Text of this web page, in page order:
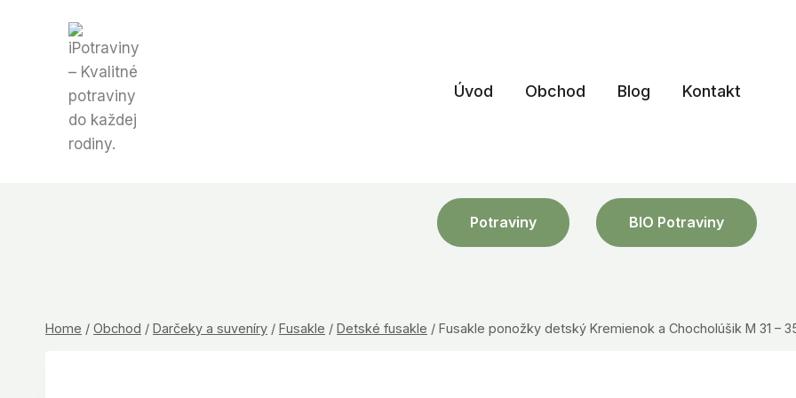
Úvod Obchod Blog Kontakt
Potraviny BIO Potraviny
Home / Obchod / Darčeky a suveníry / Fusakle / Detské fusakle / Fusakle ponožky detský Kremienok a Chocholúšik M 31 –